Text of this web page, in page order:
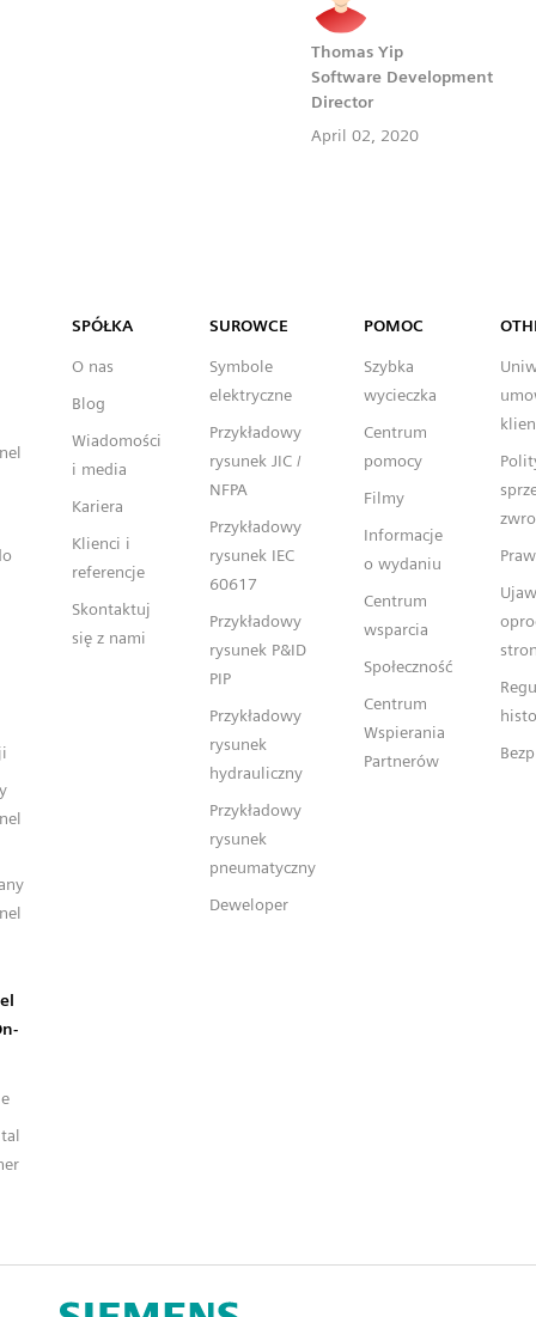
Thomas Yip
Software Development
Director
April 02, 2020
Capital™ X Panel Designer
SPÓŁKA
O nas
Blog
Wiadomości
i media
Kariera
Klienci i
referencje
Skontaktuj
się z nami
SUROWCE
Symbole
elektryczne
Przykładowy
rysunek JIC /
NFPA
Przykładowy
rysunek IEC
60617
Przykładowy
rysunek P&ID
PIP
Przykładowy
rysunek
hydrauliczny
Przykładowy
rysunek
pneumatyczny
Deweloper
POMOC
Szybka
wycieczka
Centrum
pomocy
Filmy
Informacje
o wydaniu
Centrum
wsparcia
Społeczność
Centrum
Wspierania
Partnerów